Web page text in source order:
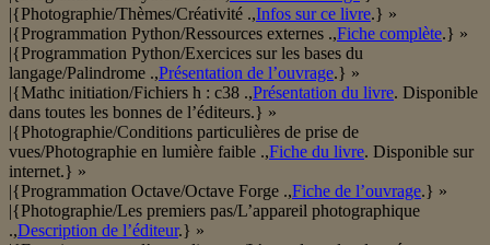
|{Photographie/Thèmes/Créativité .,Infos sur ce livre.} »
|{Programmation Python/Ressources externes .,Fiche complète.} »
|{Programmation Python/Exercices sur les bases du
langage/Palindrome .,Présentation de l’ouvrage.} »
|{Mathc initiation/Fichiers h : c38 .,Présentation du livre. Disponible
dans toutes les bonnes de l’éditeurs.} »
|{Photographie/Conditions particulières de prise de
vues/Photographie en lumière faible .,Fiche du livre. Disponible sur
internet.} »
|{Programmation Octave/Octave Forge .,Fiche de l’ouvrage.} »
|{Photographie/Les premiers pas/L’appareil photographique
.,Description de l’éditeur.} »